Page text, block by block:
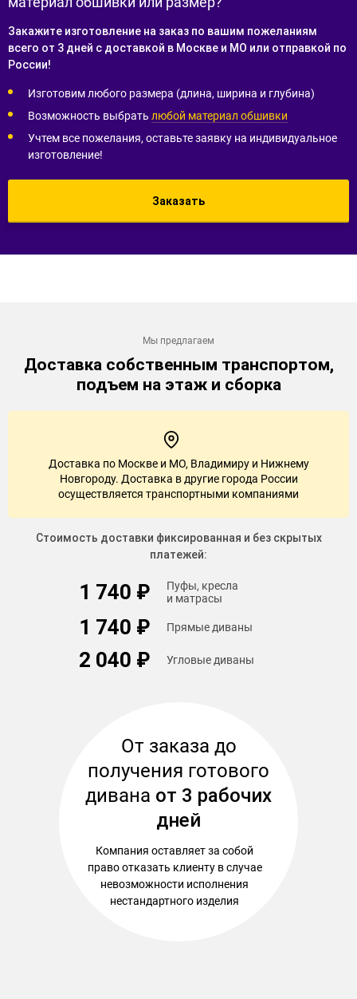
Закажите изготовление на заказ по вашим пожеланиям
всего от 3 дней с доставкой в Москве и МО или отправкой по
России!
Изготовим любого размера (длина, ширина и глубина)
Возможность выбрать любой материал обшивки
Учтем все пожелания, оставьте заявку на индивидуальное
изготовление!
Заказать
Мы предлагаем
Доставка собственным транспортом,
подъем на этаж и сборка
Доставка по Москве и МО, Владимиру и Нижнему
Новгороду. Доставка в другие города России
осуществляется транспортными компаниями
Стоимость доставки фиксированная и без скрытых
платежей:
1 740 ₽
Пуфы, кресла
и матрасы
1 740 ₽ Прямые диваны
2 040 ₽ Угловые диваны
От заказа до
получения готового
дивана от 3 рабочих
дней
Компания оставляет за собой
право отказать клиенту в случае
невозможности исполнения
нестандартного изделия